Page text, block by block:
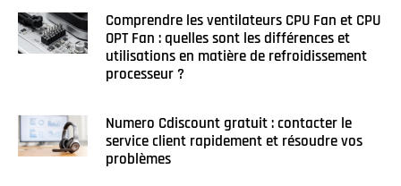
Comprendre les ventilateurs CPU Fan et CPU
OPT Fan : quelles sont les différences et
utilisations en matière de refroidissement
processeur ?
Numero Cdiscount gratuit : contacter le
service client rapidement et résoudre vos
problèmes